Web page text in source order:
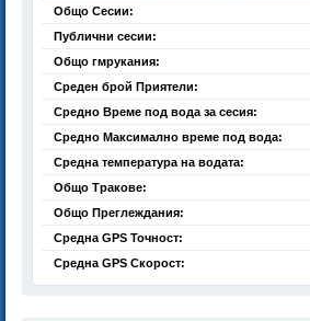
Общо Сесии:
Публични сесии:
Общо гмрукания:
Среден брой Приятели:
Средно Време под вода за сесия:
Средно Максимално време под вода:
Средна температура на водата:
Общо Тракове:
Общо Преглеждания:
Средна GPS Точност:
Средна GPS Скорост: